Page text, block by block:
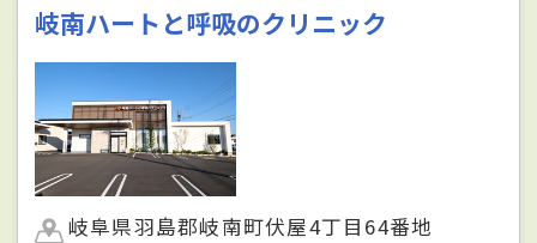
岐南ハートと呼吸のクリニック
岐阜県羽島郡岐南町伏屋4丁目64番地